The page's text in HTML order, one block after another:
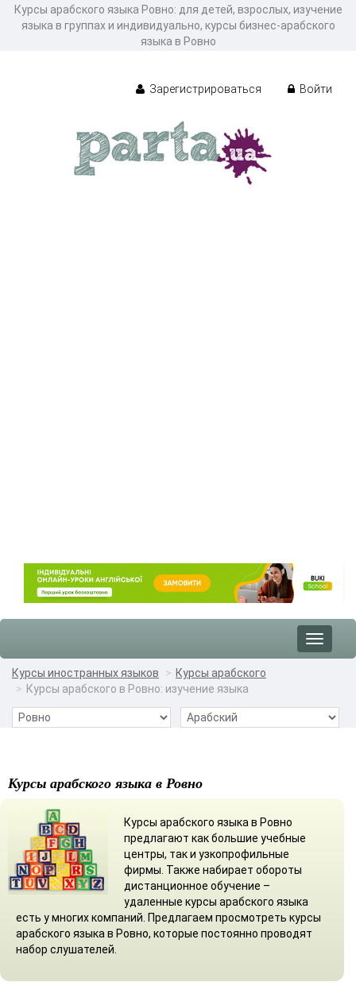
Курсы арабского языка Ровно: для детей, взрослых, изучение
языка в группах и индивидуально, курсы бизнес-арабского
языка в Ровно
Зарегистрироваться Войти
Toggle
Курсы иностранных языков
Курсы арабского
Курсы арабского в Ровно: изучение языка
Курсы арабского языка в Ровно
Курсы арабского языка в Ровно
предлагают как большие учебные
центры, так и узкопрофильные
фирмы. Также набирает обороты
дистанционное обучение –
удаленные курсы арабского языка
есть у многих компаний. Предлагаем просмотреть курсы
арабского языка в Ровно, которые постоянно проводят
набор слушателей.